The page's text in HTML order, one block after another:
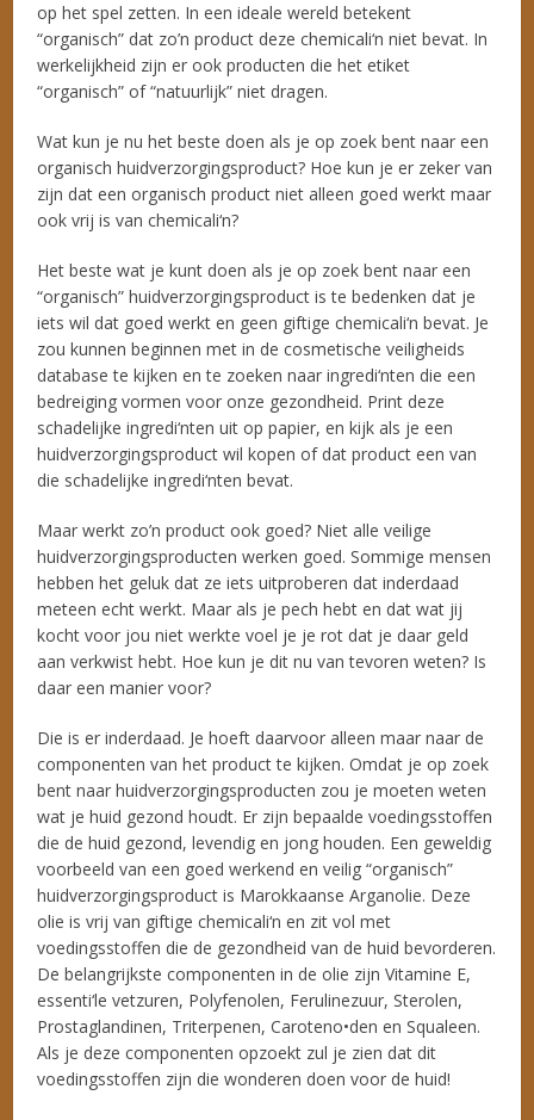
op het spel zetten. In een ideale wereld betekent
“organisch” dat zo’n product deze chemicali‘n niet bevat. In
werkelijkheid zijn er ook producten die het etiket
“organisch” of “natuurlijk” niet dragen.
Wat kun je nu het beste doen als je op zoek bent naar een
organisch huidverzorgingsproduct? Hoe kun je er zeker van
zijn dat een organisch product niet alleen goed werkt maar
ook vrij is van chemicali‘n?
Het beste wat je kunt doen als je op zoek bent naar een
“organisch” huidverzorgingsproduct is te bedenken dat je
iets wil dat goed werkt en geen giftige chemicali‘n bevat. Je
zou kunnen beginnen met in de cosmetische veiligheids
database te kijken en te zoeken naar ingredi‘nten die een
bedreiging vormen voor onze gezondheid. Print deze
schadelijke ingredi‘nten uit op papier, en kijk als je een
huidverzorgingsproduct wil kopen of dat product een van
die schadelijke ingredi‘nten bevat.
Maar werkt zo’n product ook goed? Niet alle veilige
huidverzorgingsproducten werken goed. Sommige mensen
hebben het geluk dat ze iets uitproberen dat inderdaad
meteen echt werkt. Maar als je pech hebt en dat wat jij
kocht voor jou niet werkte voel je je rot dat je daar geld
aan verkwist hebt. Hoe kun je dit nu van tevoren weten? Is
daar een manier voor?
Die is er inderdaad. Je hoeft daarvoor alleen maar naar de
componenten van het product te kijken. Omdat je op zoek
bent naar huidverzorgingsproducten zou je moeten weten
wat je huid gezond houdt. Er zijn bepaalde voedingsstoffen
die de huid gezond, levendig en jong houden. Een geweldig
voorbeeld van een goed werkend en veilig “organisch”
huidverzorgingsproduct is Marokkaanse Arganolie. Deze
olie is vrij van giftige chemicali‘n en zit vol met
voedingsstoffen die de gezondheid van de huid bevorderen.
De belangrijkste componenten in de olie zijn Vitamine E,
essenti‘le vetzuren, Polyfenolen, Ferulinezuur, Sterolen,
Prostaglandinen, Triterpenen, Caroteno•den en Squaleen.
Als je deze componenten opzoekt zul je zien dat dit
voedingsstoffen zijn die wonderen doen voor de huid!